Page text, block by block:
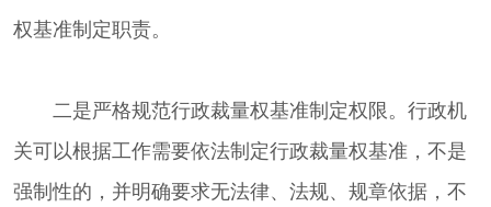
权基准制定职责。
二是严格规范行政裁量权基准制定权限。行政机
关可以根据工作需要依法制定行政裁量权基准，不是
强制性的，并明确要求无法律、法规、规章依据，不